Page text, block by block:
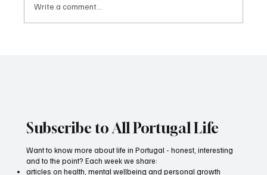
Write a comment...
Subscribe to All Portugal Life
Want to know more about life in Portugal - honest, interesting
and to the point? Each week we share:
articles on health, mental wellbeing and personal growth